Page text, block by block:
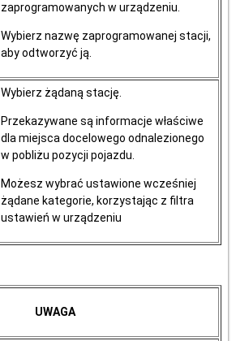
zaprogramowanych w urządzeniu.
Wybierz nazwę zaprogramowanej stacji,
aby odtworzyć ją.
Wybierz żądaną stację.
Przekazywane są informacje właściwe
dla miejsca docelowego odnalezionego
w pobliżu pozycji pojazdu.
Możesz wybrać ustawione wcześniej
żądane kategorie, korzystając z filtra
ustawień w urządzeniu
UWAGA